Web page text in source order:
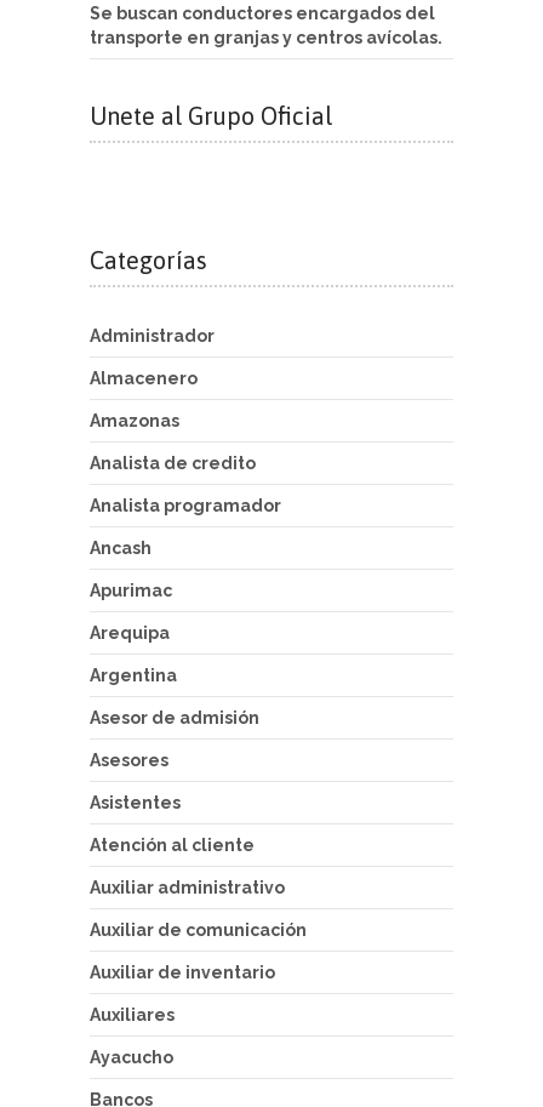
Se buscan conductores encargados del
transporte en granjas y centros avícolas.
Unete al Grupo Oficial
Categorías
Administrador
Almacenero
Amazonas
Analista de credito
Analista programador
Ancash
Apurimac
Arequipa
Argentina
Asesor de admisión
Asesores
Asistentes
Atención al cliente
Auxiliar administrativo
Auxiliar de comunicación
Auxiliar de inventario
Auxiliares
Ayacucho
Bancos